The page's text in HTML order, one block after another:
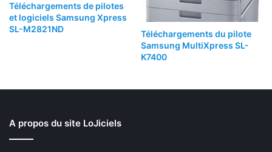
Téléchargements de pilotes
et logiciels Samsung Xpress
SL-M2821ND
Téléchargements du pilote
Samsung MultiXpress SL-
K7400
A propos du site LoJiciels